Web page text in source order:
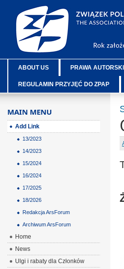
ABOUT US PRAWA
REGULAMIN PRZYJĘĆ DO ZPAP
MAIN MENU
Add Link
13/2023
14/2023
15/2024
16/2024
17/2025
18/2026
Redakcja ArsForum
Archiwum ArsForum
Home
News
Ulgi i rabaty dla Członków